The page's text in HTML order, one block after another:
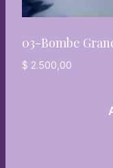
03-Bombe
$ 2.500,00